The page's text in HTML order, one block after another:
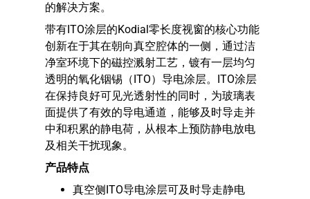
的解决方案。
带有ITO涂层的Kodial零长度视窗的核心功能
创新在于其在朝向真空腔体的一侧，通过洁
净室环境下的磁控溅射工艺，镀有一层均匀
透明的氧化铟锡（ITO）导电涂层。ITO涂层
在保持良好可见光透射性的同时，为玻璃表
面提供了有效的导电通道，能够及时导走并
中和积累的静电荷，从根本上预防静电放电
及相关干扰现象。
产品特点
真空侧ITO导电涂层可及时导走静电